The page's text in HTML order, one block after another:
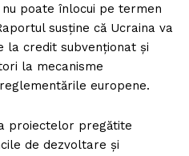
poate înlocui pe termen
susține că Ucraina va
credit subvenționat și
la mecanisme
europene.
proiectelor pregătite
de dezvoltare și